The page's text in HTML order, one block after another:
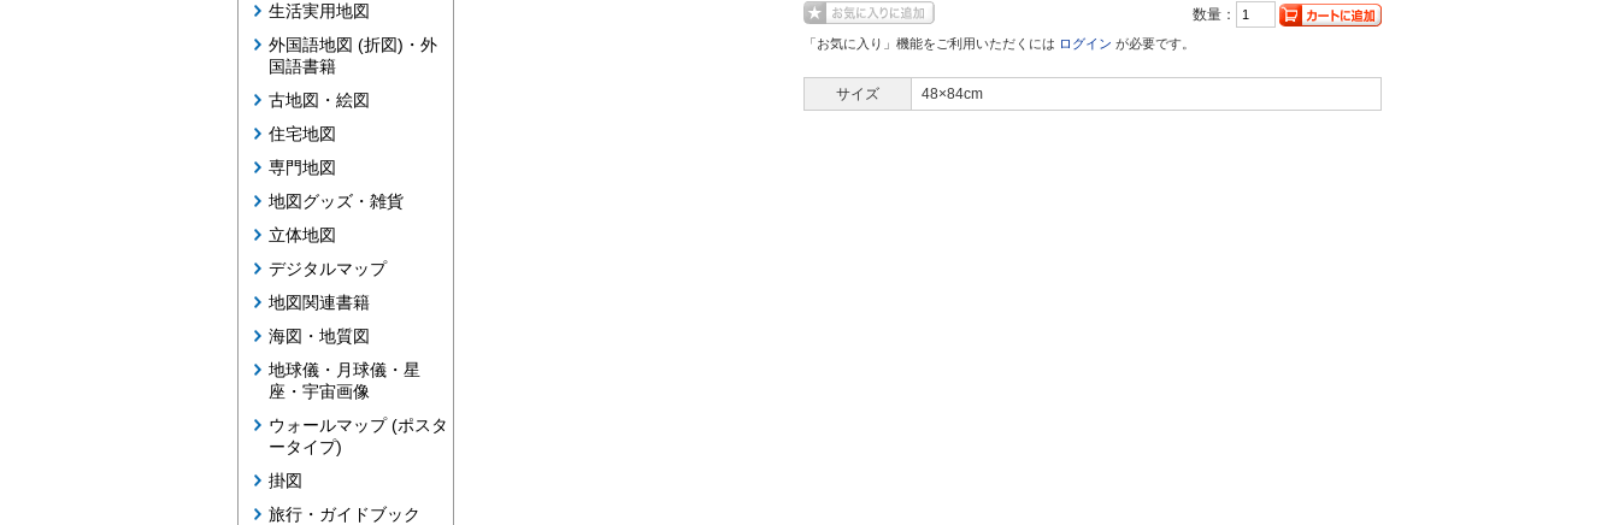
生活実用地図
外国語地図 (折図)・外
国語書籍
古地図・絵図
住宅地図
専門地図
地図グッズ・雑貨
立体地図
デジタルマップ
地図関連書籍
海図・地質図
地球儀・月球儀・星
座・宇宙画像
ウォールマップ (ポスタ
ータイプ)
掛図
旅行・ガイドブック
数量：
「お気に入り」機能をご利用いただくには ログイン が必要です。
サイズ 48×84cm